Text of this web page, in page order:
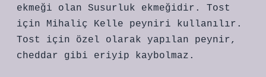
ekmeği olan Susurluk ekmeğidir. Tost
için Mihaliç Kelle peyniri kullanılır.
Tost için özel olarak yapılan peynir,
cheddar gibi eriyip kaybolmaz.